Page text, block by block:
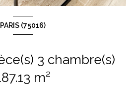
PARIS (75016)
187.13 m²